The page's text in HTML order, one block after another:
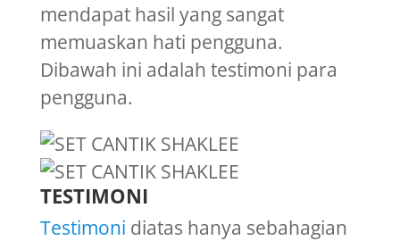
mendapat hasil yang sangat
memuaskan hati pengguna.
Dibawah ini adalah testimoni para
pengguna.
TESTIMONI
Testimoni diatas hanya sebahagian